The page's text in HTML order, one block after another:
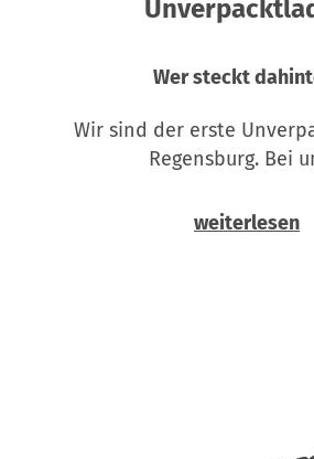
Wer steckt
Wir sind der erste
Regensburg. Bei
weiterlesen